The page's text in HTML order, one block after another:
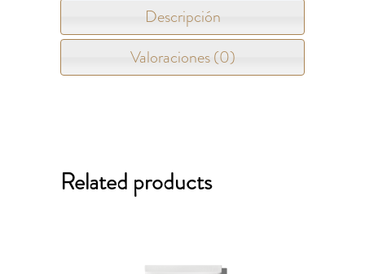
Descripción
Valoraciones (0)
Related products